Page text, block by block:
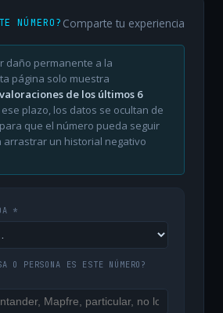
NÚMERO? Comparte tu experiencia
daño permanente a la
página solo muestra
de los últimos 6
ese plazo, los datos se ocultan de
que el número pueda seguir
arrastrar un historial negativo
*
O PERSONA ES ESTE NÚMERO?